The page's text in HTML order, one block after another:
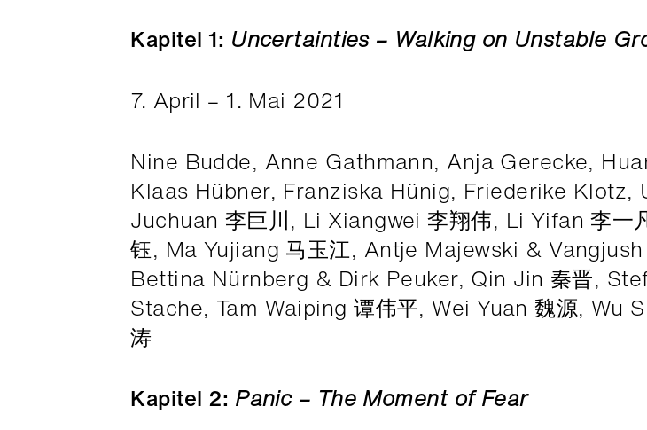
Kapitel 1: Uncertainties – Walking on Unstable
7. April – 1. Mai 2021
Nine Budde, Anne Gathmann, Anja Gerecke,
Klaas Hübner, Franziska Hünig, Friederike Klotz,
Juchuan 李巨川, Li Xiangwei 李翔伟, Li Yifan 李一
钰, Ma Yujiang 马玉江, Antje Majewski &
Bettina Nürnberg & Dirk Peuker, Qin Jin 秦晋,
Stache, Tam Waiping 谭伟平, Wei Yuan 魏源, Wu
涛
Kapitel 2: Panic – The Moment of Fear